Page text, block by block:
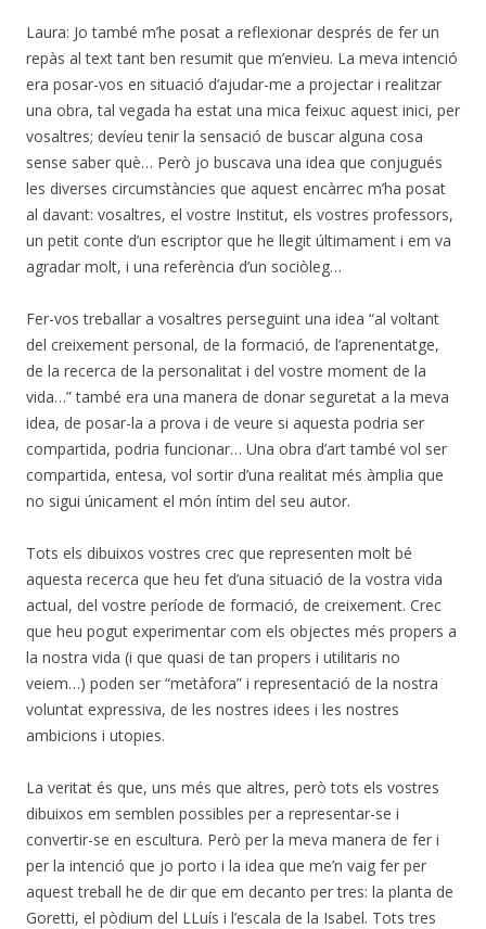
Laura: Jo també m’he posat a reflexionar després de fer un
repàs al text tant ben resumit que m’envieu. La meva intenció
era posar-vos en situació d’ajudar-me a projectar i realitzar
una obra, tal vegada ha estat una mica feixuc aquest inici, per
vosaltres; devíeu tenir la sensació de buscar alguna cosa
sense saber què… Però jo buscava una idea que conjugués
les diverses circumstàncies que aquest encàrrec m’ha posat
al davant: vosaltres, el vostre Institut, els vostres professors,
un petit conte d’un escriptor que he llegit últimament i em va
agradar molt, i una referència d’un sociòleg…
Fer-vos treballar a vosaltres perseguint una idea “al voltant
del creixement personal, de la formació, de l’aprenentatge,
de la recerca de la personalitat i del vostre moment de la
vida…” també era una manera de donar seguretat a la meva
idea, de posar-la a prova i de veure si aquesta podria ser
compartida, podria funcionar… Una obra d’art també vol ser
compartida, entesa, vol sortir d’una realitat més àmplia que
no sigui únicament el món íntim del seu autor.
Tots els dibuixos vostres crec que representen molt bé
aquesta recerca que heu fet d’una situació de la vostra vida
actual, del vostre període de formació, de creixement. Crec
que heu pogut experimentar com els objectes més propers a
la nostra vida (i que quasi de tan propers i utilitaris no
veiem…) poden ser “metàfora” i representació de la nostra
voluntat expressiva, de les nostres idees i les nostres
ambicions i utopies.
La veritat és que, uns més que altres, però tots els vostres
dibuixos em semblen possibles per a representar-se i
convertir-se en escultura. Però per la meva manera de fer i
per la intenció que jo porto i la idea que me’n vaig fer per
aquest treball he de dir que em decanto per tres: la planta de
Goretti, el pòdium del LLuís i l’escala de la Isabel. Tots tres